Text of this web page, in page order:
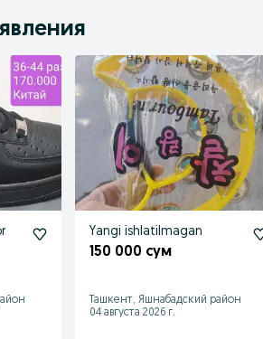
Yangi ishlatilmagan
150 000 сум
Ташкент, Яшнабадский район
04 августа 2026 г.